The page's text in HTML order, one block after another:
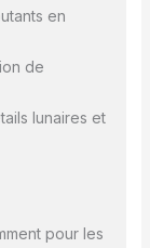
en
de
lunaires et
pour les